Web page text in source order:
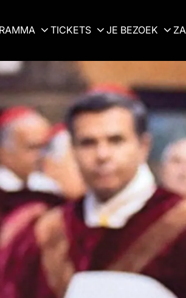
TICKETS JE BEZOEK